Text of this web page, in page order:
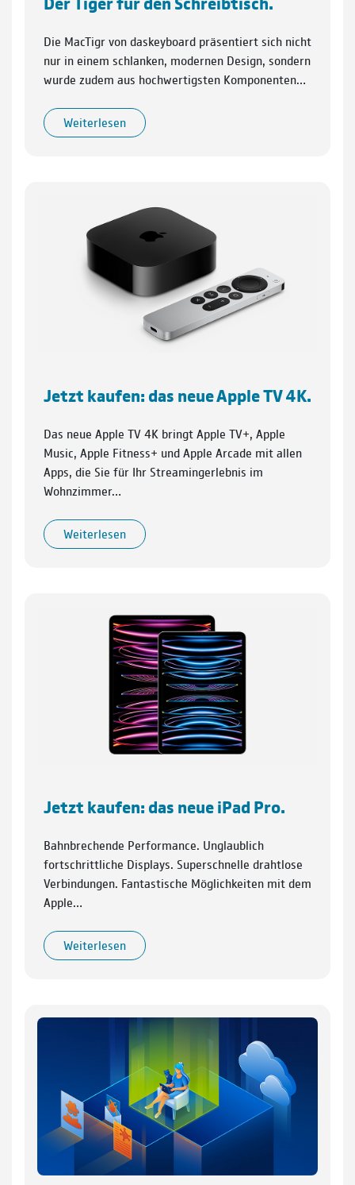
Die MacTigr von daskeyboard präsentiert sich nicht
nur in einem schlanken, modernen Design, sondern
wurde zudem aus hochwertigsten Komponenten…
Weiterlesen
Jetzt kaufen: das neue Apple TV 4K.
Das neue Apple TV 4K bringt Apple TV+, Apple
Music, Apple Fitness+ und Apple Arcade mit allen
Apps, die Sie für Ihr Streamingerlebnis im
Wohnzimmer…
Weiterlesen
Jetzt kaufen: das neue iPad Pro.
Bahnbrechende Performance. Unglaublich
fortschrittliche Displays. Superschnelle drahtlose
Verbindungen. Fantastische Möglichkeiten mit dem
Apple…
Weiterlesen